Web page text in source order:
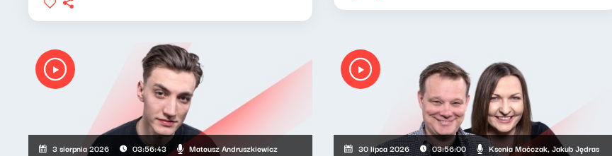
3 sierpnia 2026 03:56:43 Mateusz Andruszkiewicz 30 lipca 2026 03:56:00 Ksenia Maćczak, Jakub Jędras